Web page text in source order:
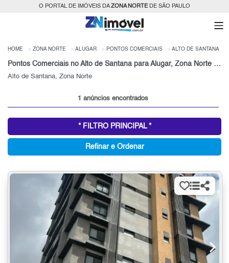
O PORTAL DE IMÓVEIS DAZONA NORTEDE SÃO PAULO
HOME ZONA NORTE ALUGAR PONTOS COMERCIAIS ALTO DE SANTANA
Pontos Comerciais no Alto de Santana para Alugar, Zona Norte de São Paulo, SP
Alto de Santana, Zona Norte
1 anúncios encontrados
* FILTRO PRINCIPAL *
Refinar e Ordenar